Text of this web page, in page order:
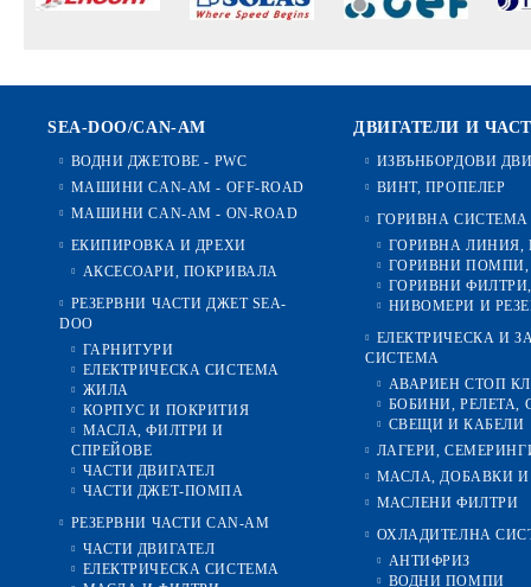
SEA-DOO/CAN-AM
ВОДНИ ДЖЕТОВЕ - PWC
МАШИНИ CAN-AM - OFF-ROAD
МАШИНИ CAN-AM - ON-ROAD
ЕКИПИРОВКА И ДРЕХИ
АКСЕСОАРИ, ПОКРИВАЛА
РЕЗЕРВНИ ЧАСТИ ДЖЕТ SEA-
DOO
ГАРНИТУРИ
ЕЛЕКТРИЧЕСКА СИСТЕМА
ЖИЛА
КОРПУС И ПОКРИТИЯ
МАСЛА, ФИЛТРИ И
СПРЕЙОВЕ
ЧАСТИ ДВИГАТЕЛ
ЧАСТИ ДЖЕТ-ПОМПА
РЕЗЕРВНИ ЧАСТИ CAN-AM
ЧАСТИ ДВИГАТЕЛ
ЕЛЕКТРИЧЕСКА СИСТЕМА
ДВИГАТЕЛИ И
ИЗВЪНБОРДОВИ
ВИНТ, ПРОПЕЛЕР
ГОРИВНА СИСТЕМА
ГОРИВНА ЛИНИЯ,
ГОРИВНИ ПОМПИ,
ГОРИВНИ
НИВОМЕРИ И
ЕЛЕКТРИЧЕСКА И
СИСТЕМА
АВАРИЕН СТОП
БОБИНИ, РЕЛЕТА,
СВЕЩИ И КАБЕЛИ
ЛАГЕРИ,
МАСЛА, ДОБАВКИ И
МАСЛЕНИ ФИЛТРИ
ОХЛАДИТЕЛНА
АНТИФРИЗ
ВОДНИ ПОМПИ